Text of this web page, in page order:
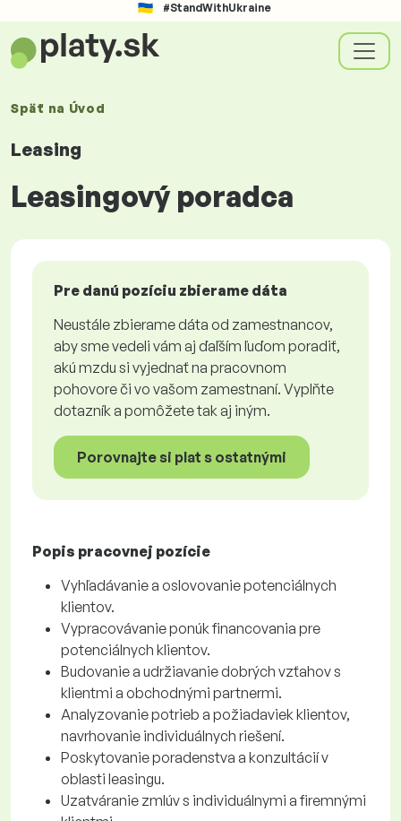
#StandWithUkraine
Späť na Úvod
Leasing
Leasingový poradca
Pre danú pozíciu zbierame dáta
Neustále zbierame dáta od zamestnancov,
aby sme vedeli vám aj ďaľším ľuďom poradiť,
akú mzdu si vyjednať na pracovnom
pohovore či vo vašom zamestnaní. Vyplňte
dotazník a pomôžete tak aj iným.
Porovnajte si plat s ostatnými
Popis pracovnej pozície
Vyhľadávanie a oslovovanie potenciálnych
klientov.
Vypracovávanie ponúk financovania pre
potenciálnych klientov.
Budovanie a udržiavanie dobrých vzťahov s
klientmi a obchodnými partnermi.
Analyzovanie potrieb a požiadaviek klientov,
navrhovanie individuálnych riešení.
Poskytovanie poradenstva a konzultácií v
oblasti leasingu.
Uzatváranie zmlúv s individuálnymi a firemnými